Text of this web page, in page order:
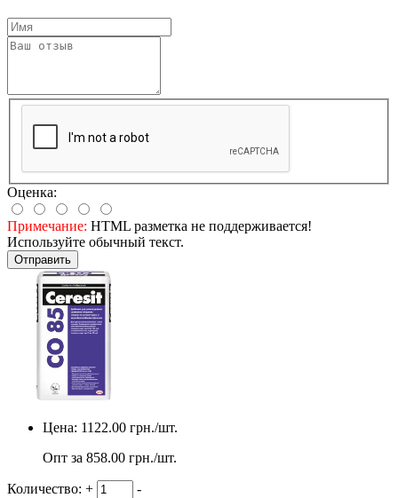
Оценка:
Примечание: HTML разметка не поддерживается!
Используйте обычный текст.
Отправить
Цена: 1122.00 грн./шт.
Опт за 858.00 грн./шт.
Количество: + -